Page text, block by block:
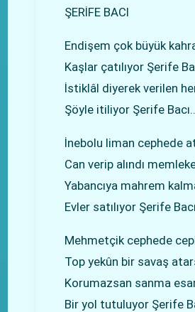
ŞERİFE BACI
Endişem çok büyük
Kaşlar çatılıyor Şerife
İstiklâl diyerek verilen
Şöyle itiliyor Şerife
İnebolu liman cephede
Can verip alındı
Yabancıya mahrem
Evler satılıyor Şerife
Mehmetçik cephede
Top yekûn bir savaş
Korumazsan sanma
Bir yol tutuluyor Şerife